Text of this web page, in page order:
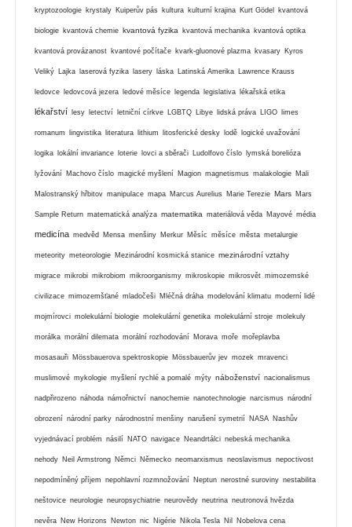
kryptozoologie krystaly Kuiperův pás kultura kulturní krajina Kurt Gödel kvantová
biologie kvantová chemie kvantová fyzika kvantová mechanika kvantová optika
kvantová provázanost kvantové počítače kvark-gluonové plazma kvasary Kyros
Veliký Lajka laserová fyzika lasery láska Latinská Amerika Lawrence Krauss
ledovce ledovcová jezera ledové měsíce legenda legislativa lékařská etika
lékařství lesy letectví letniční církve LGBTQ Libye lidská práva LIGO limes
romanum lingvistika literatura lithium litosferické desky lodě logické uvažování
logika lokální invariance loterie lovci a sběrači Ludolfovo číslo lymská borelióza
lyžování Machovo číslo magické myšlení Magion magnetismus malakologie Mali
Malostranský hřbitov manipulace mapa Marcus Aurelius Marie Terezie Mars Mars
Sample Return matematická analýza matematika materiálová věda Mayové média
medicína medvěd Mensa menšiny Merkur Měsíc měsíce města metalurgie
meteority meteorologie Mezinárodní kosmická stanice mezinárodní vztahy
migrace mikrobi mikrobiom mikroorganismy mikroskopie mikrosvět mimozemské
civilizace mimozemšťané mladočeši Mléčná dráha modelování klimatu moderní lidé
mojmírovci molekulární biologie molekulární genetika molekulární stroje molekuly
morálka morální dilemata morální rozhodování Morava moře mořeplavba
mosasauři Mössbauerova spektroskopie Mössbauerův jev mozek mravenci
muslimové mykologie myšlení rychlé a pomalé mýty náboženství nacionalismus
nadpřirozeno náhoda námořnictví nanochemie nanotechnologie narcismus národní
obrození národní parky národnostní menšiny narušení symetrií NASA Nashův
vyjednávací problém násilí NATO navigace Neandrtálci nebeská mechanika
nehody Neil Armstrong Němci Německo neomarxismus neoslavismus nepoctivost
nepodmíněný příjem nepohlavní rozmnožování Neptun nerostné suroviny nestabilita
neštovice neurologie neuropsychiatrie neurovědy neutrina neutronová hvězda
nevěra New Horizons Newton nic Nigérie Nikola Tesla Nil Nobelova cena